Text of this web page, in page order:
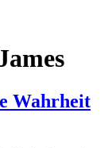
Wahrheit